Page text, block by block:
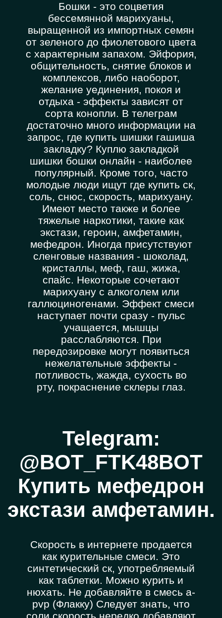
Бошки - это соцветия
бессемянной марихуаны,
выращенной из импортных семян
от зеленого до фиолетового цвета
с характерным запахом. Эйфория,
общительность, снятие блоков и
комплексов, либо наоборот,
желание уединения, покоя и
отдыха - эффекты зависят от
сорта конопли. В телеграм
достаточно много информации на
запрос, где купить шишки гашиша
закладку? Куплю закладкой
шишки бошки онлайн - наиболее
популярный. Кроме того, часто
молодые люди ищут где купить ск,
соль, снюс, скорость, марихуану.
Имеют место также и более
тяжелые наркотики, такие как
экстази, героин, амфетамин,
мефедрон. Иногда присутствуют
сленговые названия - шоколад,
кристаллы, меф, гаш, жижа,
спайс. Некоторые сочетают
марихуану с алкоголем или
галлюциногенами. Эффект смеси
наступает почти сразу - пульс
учащается, мышцы
расслабляются. При
передозировке могут появиться
нежелательные эффекты -
потливость, жажда, сухость во
рту, покраснение склеры глаз.
Telegram:
@BOT_FTK48BOT
Купить мефедрон
экстази амфетамин.
Скорость в интернете продается
как курительные смеси. Это
синтетический ск, употребляемый
как таблетки. Можно курить и
нюхать. Не добавляйте в смесь a-
pvp (Флакку) Следует знать, что